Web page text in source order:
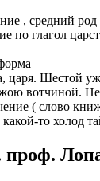
, средний род
царя. Шестой
вотчиной.
( слово
то холод